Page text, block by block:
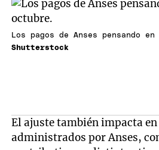
Los pagos de Anses pensando
Shutterstock
El ajuste también impacta
administrados por Anses,